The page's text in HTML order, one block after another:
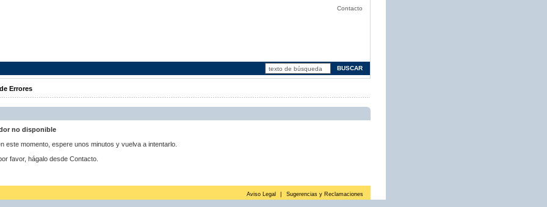
Contacto
Errores
no disponible
este momento, espere unos minutos y vuelva a intentarlo.
favor, hágalo desde Contacto.
Aviso Legal Sugerencias y Reclamaciones